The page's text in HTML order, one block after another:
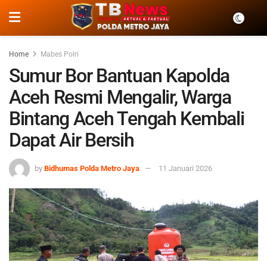
Home Mabes Polri
Sumur Bor Bantuan Kapolda
Aceh Resmi Mengalir, Warga
Bintang Aceh Tengah Kembali
Dapat Air Bersih
by Bidhumas Polda Metro Jaya 11 Januari 2026